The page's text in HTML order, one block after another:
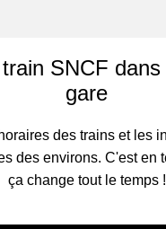
SNCF
gare
des trains et les
des environs. C'est en
ça change tout le temps !